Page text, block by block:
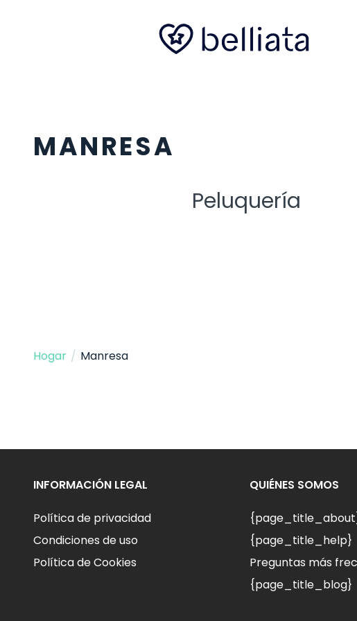
MANRESA
Peluquería
Hogar / Manresa
INFORMACIÓN LEGAL
Política de privacidad
Condiciones de uso
Política de Cookies
QUIÉNES SOMOS
{page_title_help}
Preguntas más
{page_title_blog}